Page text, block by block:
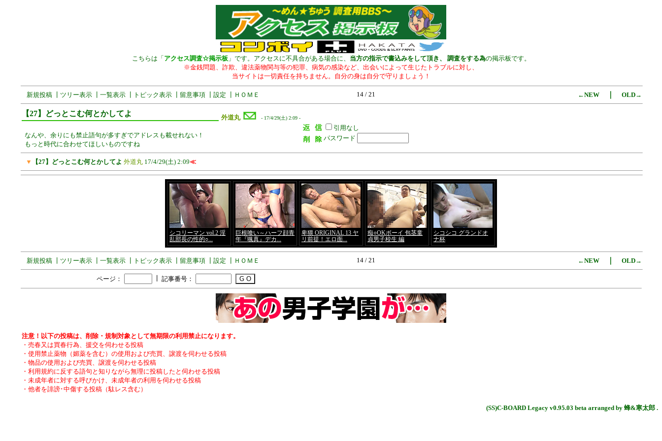
こちらは「 アクセス調査☆掲示板」です。アクセスに不具合がある場合に、 当方の指示で書込みをして頂き、 調査をする為の掲示板です。
※金銭問題、詐欺、違法薬物関与等の犯罪、病気の感染など、出会いによって生じたトラブルに対し、
当サイトは一切責任を持ちません。自分の身は自分で守りましょう！
新規投稿┃ ツリー表示┃ 一覧表示┃ トピック表示┃ 留意事項┃ 設定 ＨＯＭＥ 14 / 21 ←NEW｜ OLD→
【27】どっとこむ何とかしてよ 外道丸 - 17/4/29(土) 2:09 -
なんや、余りにも禁止語句が多すぎでアドレスも載せれない！
もっと時代に合わせてほしいものですね
引用なし
パスワード
▼ 【27】どっとこむ何とかしてよ 外道丸 17/4/29(土) 2:09≪
新規投稿┃ ツリー表示┃ 一覧表示┃ トピック表示┃ 留意事項┃ 設定 ＨＯＭＥ 14 / 21 ←NEW｜ OLD→
ページ： 記事番号：
注意！以下の投稿は、削除・規制対象として無期限の利用禁止になります。
・売春又は買春行為、援交を伺わせる投稿
・使用禁止薬物（媚薬を含む）の使用および売買、譲渡を伺わせる投稿
・物品の使用および売買、譲渡を伺わせる投稿
・利用規約に反する語句と知りながら無理に投稿したと伺わせる投稿
・未成年者に対する呼びかけ、未成年者の利用を伺わせる投稿
・他者を誹謗･中傷する投稿（駄レス含む）
(SS)C-BOARD Legacy v0.95.03 beta arranged by 蜂&寒太郎 .